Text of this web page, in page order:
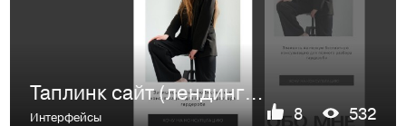
Таплинк сайт (лендинг) для стилиста
Интерфейсы 8 532